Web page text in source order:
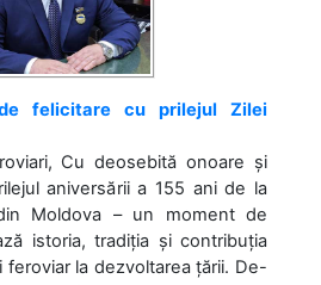
felicitare cu prilejul Zilei
Cu deosebită onoare și
aniversării a 155 ani de la
Moldova – un moment de
istoria, tradiția și contribuția
la dezvoltarea țării. De-